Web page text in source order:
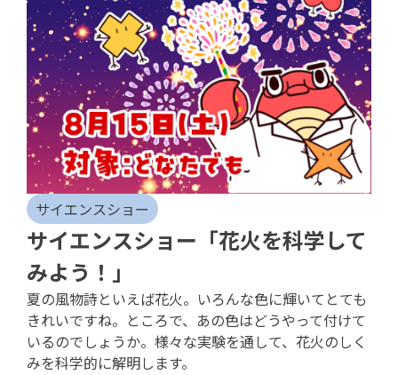
サイエンスショー
サイエンスショー「花火を科学して
みよう！」
夏の風物詩といえば花火。いろんな色に輝いてとても
きれいですね。ところで、あの色はどうやって付けて
いるのでしょうか。様々な実験を通して、花火のしく
みを科学的に解明します。